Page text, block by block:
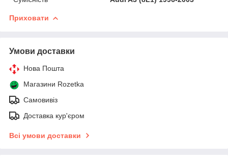
Приховати
Умови доставки
Нова Пошта
Магазини Rozetka
Самовивіз
Доставка кур'єром
Всі умови доставки